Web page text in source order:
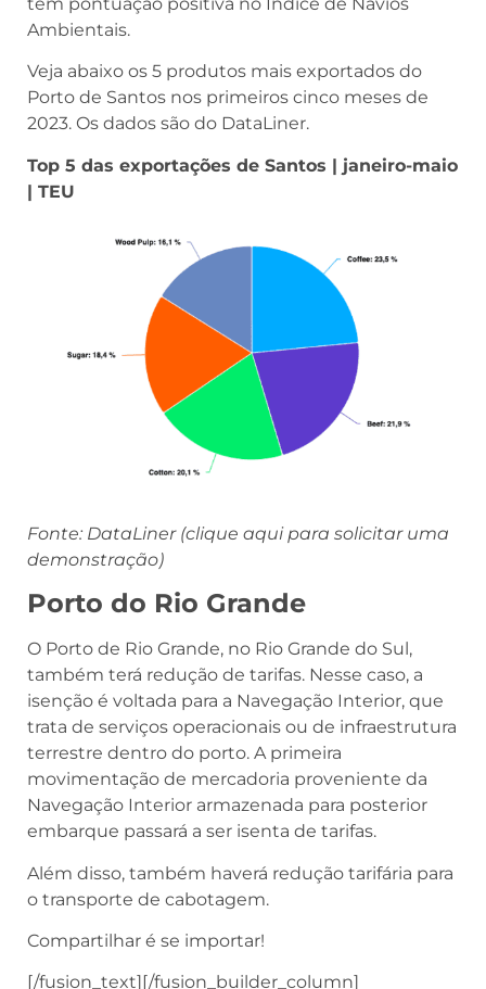
Ambientais.
Veja abaixo os 5 produtos mais exportados do
Porto de Santos nos primeiros cinco meses de
2023. Os dados são do DataLiner.
Top 5 das exportações de Santos | janeiro-maio
​​| TEU
Fonte: DataLiner (clique aqui para solicitar uma
demonstração)
Porto do Rio Grande
O Porto de Rio Grande, no Rio Grande do Sul,
também terá redução de tarifas. Nesse caso, a
isenção é voltada para a Navegação Interior, que
trata de serviços operacionais ou de infraestrutura
terrestre dentro do porto. A primeira
movimentação de mercadoria proveniente da
Navegação Interior armazenada para posterior
embarque passará a ser isenta de tarifas.
Além disso, também haverá redução tarifária para
o transporte de cabotagem.
Compartilhar é se importar!
[/fusion_text][/fusion_builder_column]